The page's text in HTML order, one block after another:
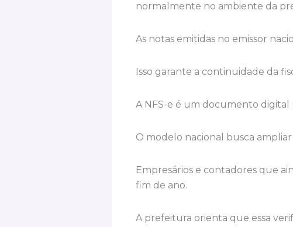
normalmente no ambiente da
As notas emitidas no emissor
Isso garante a continuidade da
A NFS-e é um documento digital
O modelo nacional busca
Empresários e contadores que
fim de ano.
A prefeitura orienta que essa